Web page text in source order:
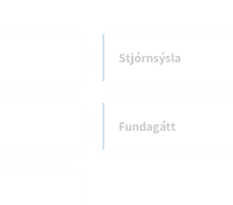
Stjórnsýsla
Fundagátt